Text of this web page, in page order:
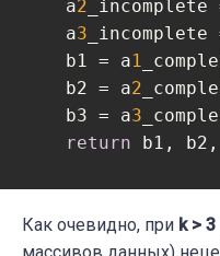
    а
2 _incomplete
    а
3 _incomplete
    b1 = а
1
    b2 = а
2
    b3 = а
3
return b1,
k = 3
Как очевидно, при k > 3